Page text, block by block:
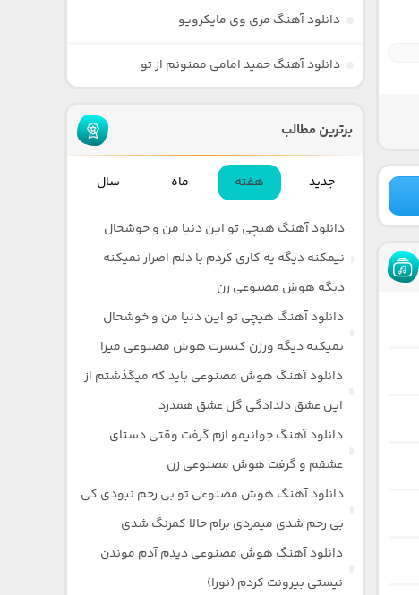
دانلود آهنگ مری وی مایکرویو
دانلود آهنگ حمید امامی ممنونم از تو
برترین مطالب
جدید هفته ماه سال
دانلود آهنگ هیچی تو این دنیا من و خوشحال
نیمکنه دیگه یه کاری کردم با دلم اصرار نمیکنه
دیگه هوش مصنوعی زن
دانلود آهنگ هیچی تو این دنیا من و خوشحال
نمیکنه دیگه ورژن کنسرت هوش مصنوعی میرا
دانلود آهنگ هوش مصنوعی باید که میگذشتم از
این عشق دلدادگی گل عشق همدرد
دانلود آهنگ جوانیمو ازم گرفت وقتی دستای
عشقم و گرفت هوش مصنوعی زن
دانلود آهنگ هوش مصنوعی تو بی رحم نبودی کی
بی رحم شدی میمردی برام حالا کمرنگ شدی
دانلود آهنگ هوش مصنوعی دیدم آدم موندن
نیستی بیرونت کردم (نورا)